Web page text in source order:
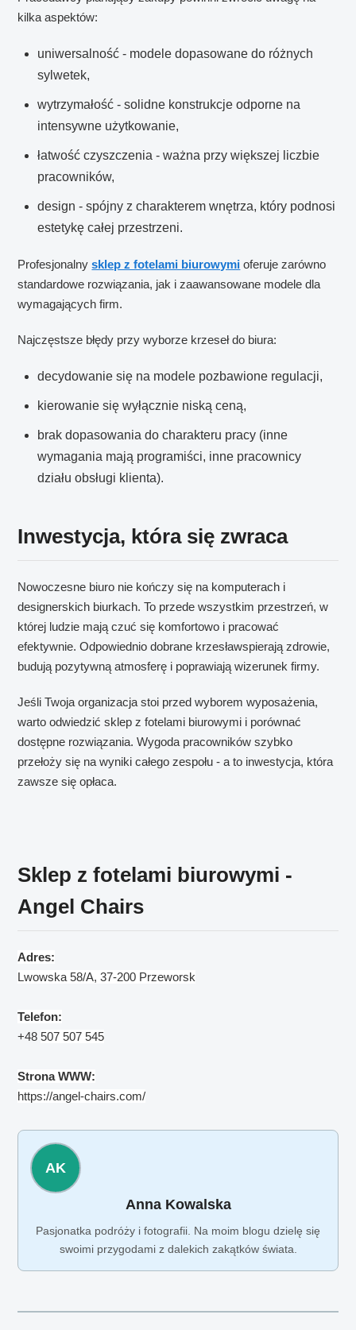
kilka aspektów:
uniwersalność - modele dopasowane do różnych
sylwetek,
wytrzymałość - solidne konstrukcje odporne na
intensywne użytkowanie,
łatwość czyszczenia - ważna przy większej liczbie
pracowników,
design - spójny z charakterem wnętrza, który podnosi
estetykę całej przestrzeni.
Profesjonalnysklep z fotelami biurowymi oferuje zarówno
standardowe rozwiązania, jak i zaawansowane modele dla
wymagających firm.
Najczęstsze błędy przy wyborze krzeseł do biura:
decydowanie się na modele pozbawione regulacji,
kierowanie się wyłącznie niską ceną,
brak dopasowania do charakteru pracy (inne
wymagania mają programiści, inne pracownicy
działu obsługi klienta).
Inwestycja, która się zwraca
Nowoczesne biuro nie kończy się na komputerach i
designerskich biurkach. To przede wszystkim przestrzeń, w
której ludzie mają czuć się komfortowo i pracować
efektywnie. Odpowiednio dobrane krzesławspierają zdrowie,
budują pozytywną atmosferę i poprawiają wizerunek firmy.
Jeśli Twoja organizacja stoi przed wyborem wyposażenia,
warto odwiedzić sklep z fotelami biurowymi i porównać
dostępne rozwiązania. Wygoda pracowników szybko
przełoży się na wyniki całego zespołu - a to inwestycja, która
zawsze się opłaca.
Sklep z fotelami biurowymi -
Angel Chairs
Adres:
Lwowska 58/A, 37-200 Przeworsk
Telefon:
+48507 507 545
Strona WWW:
https://angel-chairs.com/
AK
Anna Kowalska
Pasjonatka podróży i fotografii. Na moim blogu dzielę się
swoimi przygodami z dalekich zakątków świata.